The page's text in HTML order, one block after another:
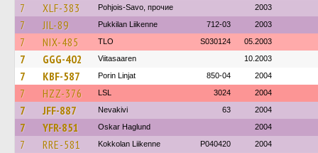
7 XLF-383 Pohjois-Savo, прочие 2003
7 JIL-89 Pukkilan Liikenne 712-03 2003
7 NIX-485 TLO S030124 05.2003
7 GGG-402 Viitasaaren 10.2003
7 KBF-587 Porin Linjat 850-04 2004
7 HZZ-376 LSL 3024 2004
7 JFF-887 Nevakivi 63 2004
7 YFR-851 Oskar Haglund 2004
7 RRE-581 Kokkolan Liikenne P040420 2004